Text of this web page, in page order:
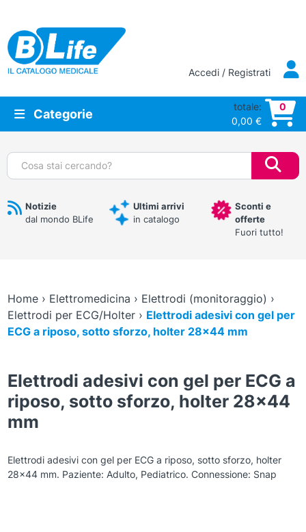
Vai al contenuto principale
Accedi / Registrati
Categorie
totale:
0,00 €
0
Cerca:
Notizie
dal mondo BLife
Ultimi arrivi
in catalogo
Sconti e
offerte
Fuori tutto!
Home› Elettromedicina › Elettrodi (monitoraggio) ›
Elettrodi per ECG/Holter› Elettrodi adesivi con gel per
ECG a riposo, sotto sforzo, holter 28×44 mm
Elettrodi adesivi con gel per ECG a
riposo, sotto sforzo, holter 28×44
mm
Elettrodi adesivi con gel per ECG a riposo, sotto sforzo, holter
28×44 mm. Paziente: Adulto, Pediatrico. Connessione: Snap